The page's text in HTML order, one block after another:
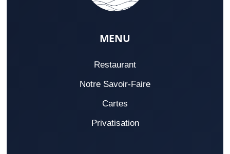
MENU
Restaurant
Notre Savoir-Faire
Cartes
Privatisation